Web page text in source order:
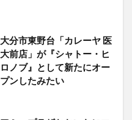
大分市東野台「カレーヤ 医
大前店」が『シャトー・ヒ
ロノブ』として新たにオー
プンしたみたい